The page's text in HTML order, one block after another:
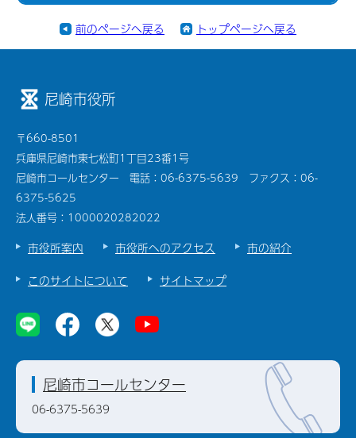
前のページへ戻る トップページへ戻る
尼崎市役所
〒660-8501
兵庫県尼崎市東七松町1丁目23番1号
尼崎市コールセンター 電話：06-6375-5639 ファクス：06-
6375-5625
法人番号：1000020282022
市役所案内 市役所へのアクセス
市の紹介
このサイトについて
サイトマップ
尼崎市コールセンター
06-6375-5639